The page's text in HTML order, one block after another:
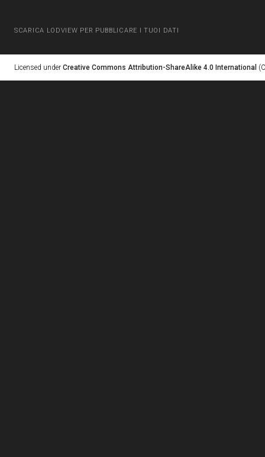
SCARICA LODVIEW PER PUBBLICARE I TUOI DATI
Licensed under Creative Commons Attribution-ShareAlike 4.0 International